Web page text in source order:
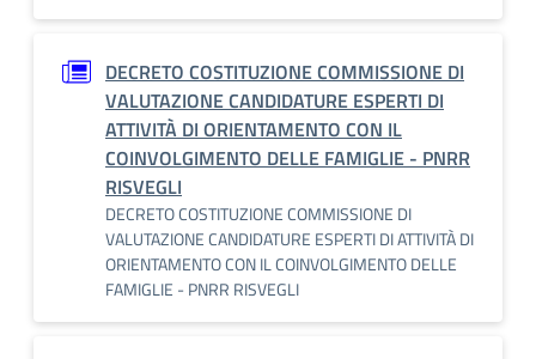
DECRETO COSTITUZIONE COMMISSIONE DI
VALUTAZIONE CANDIDATURE ESPERTI DI
ATTIVITÀ DI ORIENTAMENTO CON IL
COINVOLGIMENTO DELLE FAMIGLIE - PNRR
RISVEGLI
DECRETO COSTITUZIONE COMMISSIONE DI
VALUTAZIONE CANDIDATURE ESPERTI DI ATTIVITÀ DI
ORIENTAMENTO CON IL COINVOLGIMENTO DELLE
FAMIGLIE - PNRR RISVEGLI